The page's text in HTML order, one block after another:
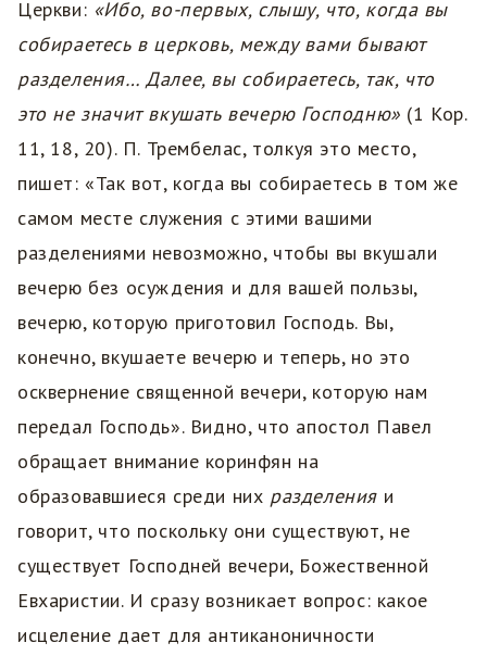
Церкви: «Ибо, во-первых, слышу, что, когда вы
собираетесь в церковь, между вами бывают
разделения… Далее, вы собираетесь, так, что
это не значит вкушать вечерю Господню» (1 Кор.
11, 18, 20). П. Трембелас, толкуя это место,
пишет: «Так вот, когда вы собираетесь в том же
самом месте служения с этими вашими
разделениями невозможно, чтобы вы вкушали
вечерю без осуждения и для вашей пользы,
вечерю, которую приготовил Господь. Вы,
конечно, вкушаете вечерю и теперь, но это
осквернение священной вечери, которую нам
передал Господь». Видно, что апостол Павел
обращает внимание коринфян на
образовавшиеся среди них разделения и
говорит, что поскольку они существуют, не
существует Господней вечери, Божественной
Евхаристии. И сразу возникает вопрос: какое
исцеление дает для антиканоничности